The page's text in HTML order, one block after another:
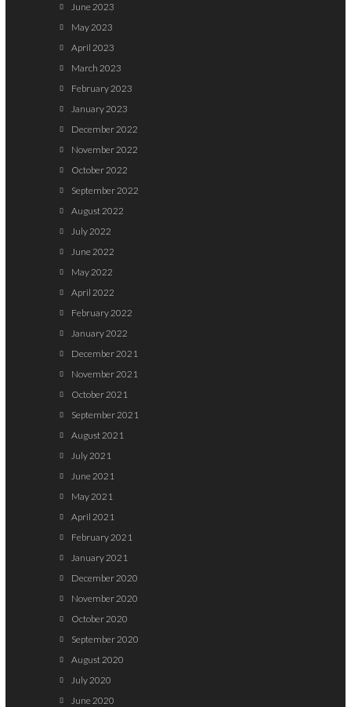
June 2023
May 2023
April 2023
March 2023
February 2023
January 2023
December 2022
November 2022
October 2022
September 2022
August 2022
July 2022
June 2022
May 2022
April 2022
February 2022
January 2022
December 2021
November 2021
October 2021
September 2021
August 2021
July 2021
June 2021
May 2021
April 2021
February 2021
January 2021
December 2020
November 2020
October 2020
September 2020
August 2020
July 2020
June 2020